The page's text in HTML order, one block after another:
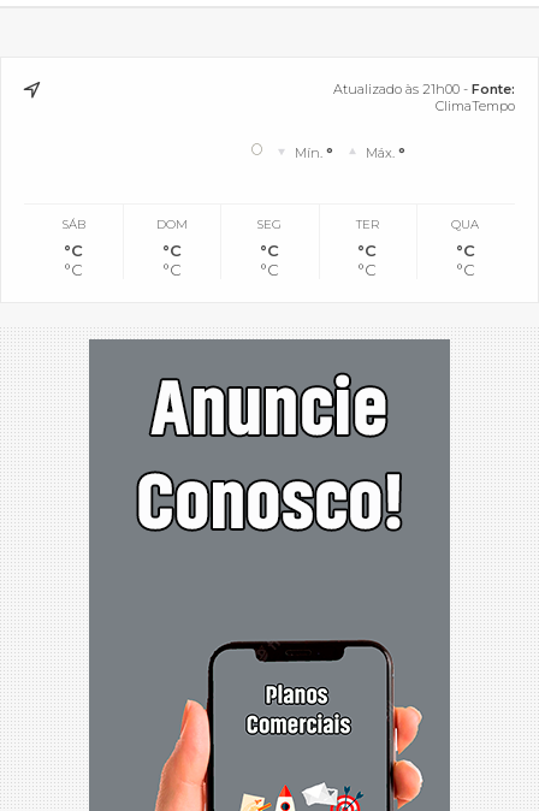
Atualizado às 21h00 - Fonte:
ClimaTempo
° Mín.° Máx.°
SÁB
°C
°C
DOM
°C
°C
SEG
°C
°C
TER
°C
°C
QUA
°C
°C